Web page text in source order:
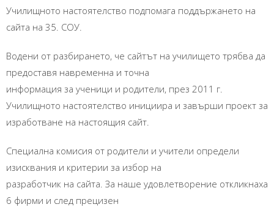
Училищното настоятелство подпомага поддържането на
сайта на 35. СОУ.
Водени от разбирането, че сайтът на училището трябва да
предоставя навременна и точна
информация за ученици и родители, през 2011 г.
Училищното настоятелство инициира и завърши проект за
изработване на настоящия сайт.
Специална комисия от родители и учители определи
изисквания и критерии за избор на
разработчик на сайта. За наше удовлетворение откликнаха
6 фирми и след прецизен